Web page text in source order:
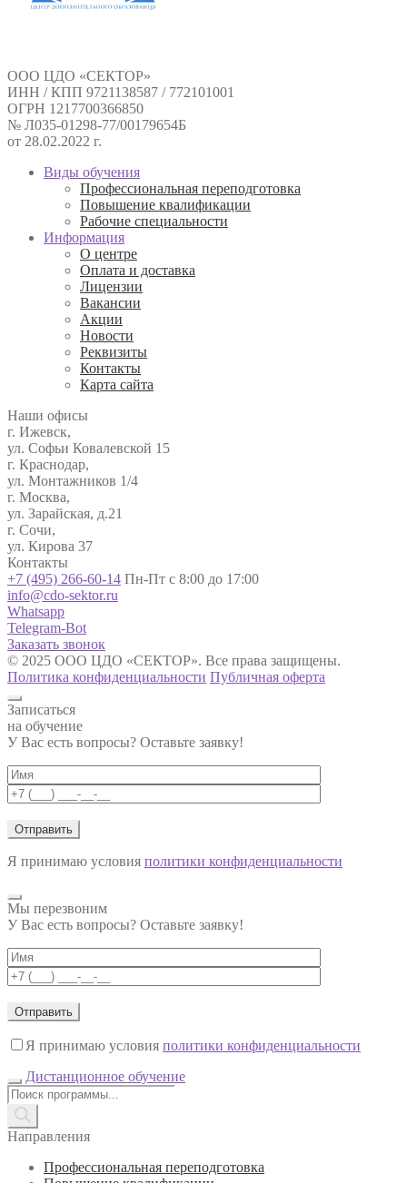
ООО ЦДО «СЕКТОР»
ИНН / КПП 9721138587 / 772101001
ОГРН 1217700366850
№ Л035-01298-77/00179654Б
от 28.02.2022 г.
Виды обучения
Профессиональная переподготовка
Повышение квалификации
Рабочие специальности
Информация
О центре
Оплата и доставка
Лицензии
Вакансии
Акции
Новости
Реквизиты
Контакты
Карта сайта
Наши офисы
г. Ижевск,
ул. Софьи Ковалевской 15
г. Краснодар,
ул. Монтажников 1/4
г. Москва,
ул. Зарайская, д.21
г. Сочи,
ул. Кирова 37
Контакты
+7 (495) 266-60-14 Пн-Пт с 8:00 до 17:00
info@cdo-sektor.ru
Whatsapp
Telegram-Bot
Заказать звонок
© 2025 ООО ЦДО «СЕКТОР». Все права защищены.
Политика конфиденциальности Публичная оферта
Записаться
на обучение
У Вас есть вопросы? Оставьте заявку!
Я принимаю условия политики конфиденциальности
Мы перезвоним
У Вас есть вопросы? Оставьте заявку!
Я принимаю условия политики конфиденциальности
Дистанционное обучение
Поиск
товаров
Направления
Профессиональная переподготовка